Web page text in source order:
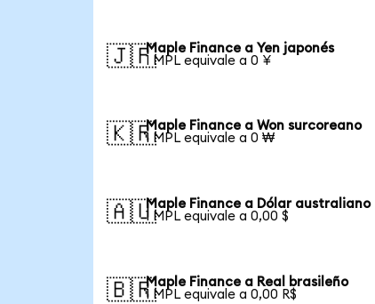
🇯🇵Maple Finance a Yen japonés
1 MPL equivale a 0 ¥
🇰🇷Maple Finance a Won surcoreano
1 MPL equivale a 0 ₩
🇦🇺Maple Finance a Dólar australiano
1 MPL equivale a 0,00 $
🇧🇷Maple Finance a Real brasileño
1 MPL equivale a 0,00 R$